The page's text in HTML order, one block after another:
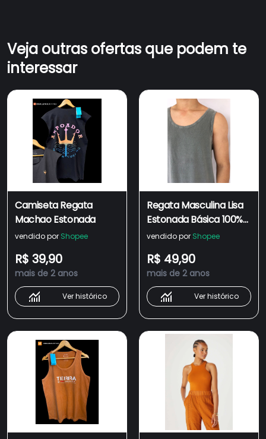
Veja outras ofertas que podem te
interessar
Camiseta Regata
Machao Estonada
vendido por Shopee
R$ 39,90
mais de 2 anos
Ver histórico
Regata Masculina Lisa
Estonada Básica 100%
Algodão Premium
vendido por Shopee
R$ 49,90
mais de 2 anos
Ver histórico